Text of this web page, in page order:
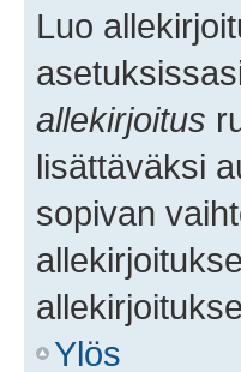
Luo
allekirjoitus
lisättäväksi
sopivan
Ylös